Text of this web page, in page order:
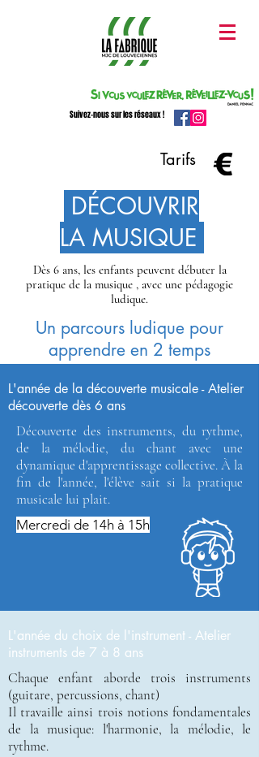
Suivez-nous sur les réseaux !
Tarifs
DÉCOUVRIR
LA MUSIQUE
Dès 6 ans, les enfants peuvent débuter la
pratique de la musique , avec une pédagogie
ludique.
Un parcours ludique pour
apprendre en 2 temps
L'année de la découverte musicale - Atelier
découverte dès 6 ans
Découverte des instruments, du rythme,
de la mélodie, du chant avec une
dynamique d'apprentissage collective. À la
fin de l'année, l'élève sait si la pratique
musicale lui plait.
Mercredi de 14h à 15h
L'année du choix de l'instrument - Atelier
instruments de 7 à 8 ans
Chaque enfant aborde trois instruments
(guitare, percussions, chant)
Il travaille ainsi trois notions fondamentales
de la musique: l'harmonie, la mélodie, le
rythme.